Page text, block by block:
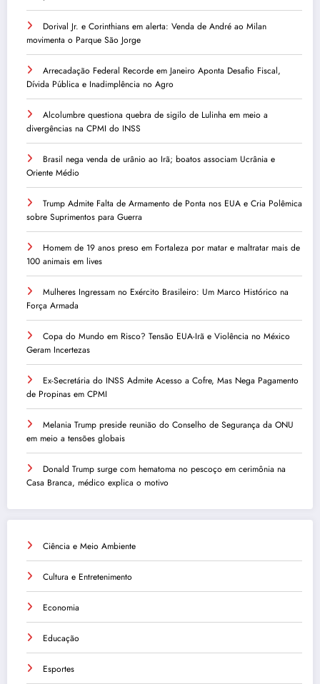
Dorival Jr. e Corinthians em alerta: Venda de André ao Milan
movimenta o Parque São Jorge
Arrecadação Federal Recorde em Janeiro Aponta Desafio Fiscal,
Dívida Pública e Inadimplência no Agro
Alcolumbre questiona quebra de sigilo de Lulinha em meio a
divergências na CPMI do INSS
Brasil nega venda de urânio ao Irã; boatos associam Ucrânia e
Oriente Médio
Trump Admite Falta de Armamento de Ponta nos EUA e Cria Polêmica
sobre Suprimentos para Guerra
Homem de 19 anos preso em Fortaleza por matar e maltratar mais de
100 animais em lives
Mulheres Ingressam no Exército Brasileiro: Um Marco Histórico na
Força Armada
Copa do Mundo em Risco? Tensão EUA-Irã e Violência no México
Geram Incertezas
Ex-Secretária do INSS Admite Acesso a Cofre, Mas Nega Pagamento
de Propinas em CPMI
Melania Trump preside reunião do Conselho de Segurança da ONU
em meio a tensões globais
Donald Trump surge com hematoma no pescoço em cerimônia na
Casa Branca, médico explica o motivo
Ciência e Meio Ambiente
Cultura e Entretenimento
Economia
Educação
Esportes